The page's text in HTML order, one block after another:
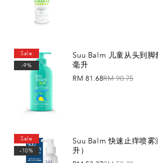
Sale
-9%
Suu Balm 儿童从头到
毫升
RM 81.68RM 90.75
Sale
-10%
Suu Balm 快速止痒喷
升）